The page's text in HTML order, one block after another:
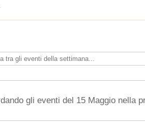
gli eventi del 15 Maggio nella